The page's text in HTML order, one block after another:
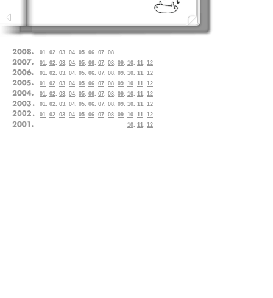
01. 02. 03. 04. 05. 06. 07. 08
01. 02. 03. 04. 05. 06. 07. 08. 09. 10. 11. 12
01. 02. 03. 04. 05. 06. 07. 08. 09. 10. 11. 12
01. 02. 03. 04. 05. 06. 07. 08. 09. 10. 11. 12
01. 02. 03. 04. 05. 06. 07. 08. 09. 10. 11. 12
01. 02. 03. 04. 05. 06. 07. 08. 09. 10. 11. 12
01. 02. 03. 04. 05. 06. 07. 08. 09. 10. 11. 12
10. 11. 12